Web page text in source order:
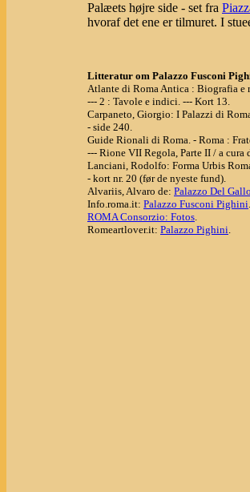
Palæets højre side - set fra
hvoraf det ene er tilmuret. I
Litteratur om Palazzo Fusconi
Atlante di Roma Antica : Biografia e
--- 2 : Tavole e indici. --- Kort 13.
Carpaneto, Giorgio: I Palazzi di
- side 240.
Guide Rionali di Roma. - Roma :
--- Rione VII Regola, Parte II / a
Lanciani, Rodolfo: Forma Urbis
- kort nr. 20 (før de nyeste fund).
Alvariis, Alvaro de: Palazzo Del
Info.roma.it: Palazzo Fusconi Pighini.
ROMA Consorzio: Fotos.
Romeartlover.it: Palazzo Pighini.